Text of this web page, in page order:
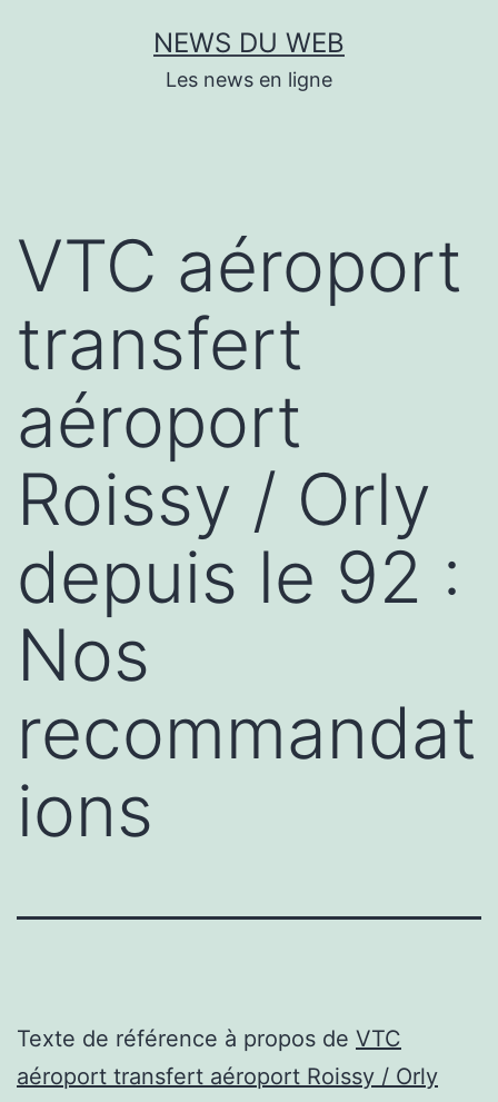
NEWS DU WEB
Les news en ligne
VTC aéroport
transfert
aéroport
Roissy / Orly
depuis le 92 :
Nos
recommandat
ions
Texte de référence à propos de VTC
aéroport transfert aéroport Roissy / Orly